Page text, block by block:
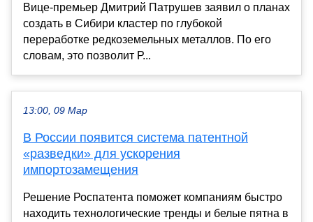
Вице-премьер Дмитрий Патрушев заявил о планах
создать в Сибири кластер по глубокой
переработке редкоземельных металлов. По его
словам, это позволит Р...
13:00, 09 Мар
В России появится система патентной
«разведки» для ускорения
импортозамещения
Решение Роспатента поможет компаниям быстро
находить технологические тренды и белые пятна в